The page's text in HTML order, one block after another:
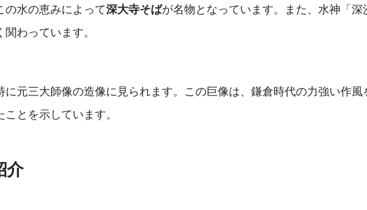
の水の恵みによって深大寺そばが名物となっています。また、水神「深
わっています。
元三大師像の造像に見られます。この巨像は、鎌倉時代の力強い作風
とを示しています。
介